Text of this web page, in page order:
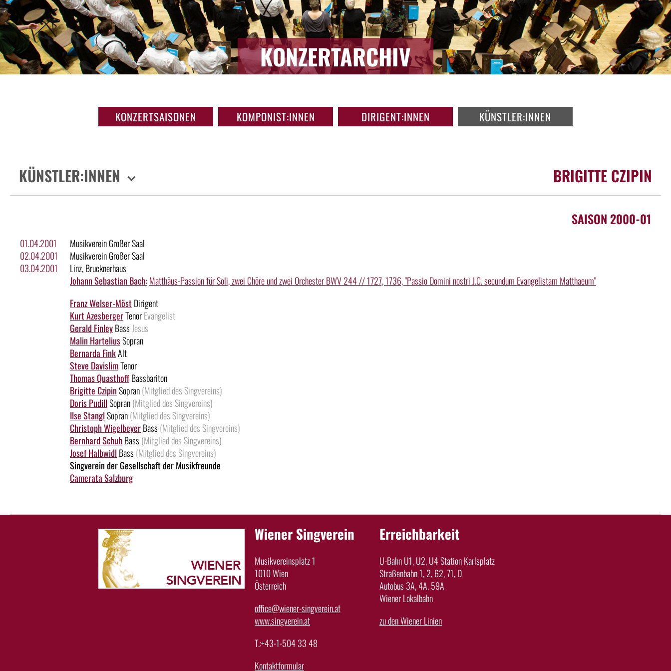
KONZERTARCHIV
KONZERTSAISONEN KOMPONIST:INNEN DIRIGENT:INNEN KÜNSTLER:INNEN
KÜNSTLER:INNEN BRIGITTE CZIPIN
SAISON 2000-01
01.04.2001
Musikverein Großer Saal
02.04.2001
Musikverein Großer Saal
03.04.2001
Linz, Brucknerhaus
Johann Sebastian Bach: Matthäus-Passion für Soli, zwei Chöre und zwei Orchester BWV 244 // 1727, 1736, "Passio Domini nostri J.C. secundum Evangelistam Matthaeum"
Franz Welser-Möst Dirigent
Kurt AzesbergerTenorEvangelist
Gerald FinleyBassJesus
Malin HarteliusSopran
Bernarda FinkAlt
Steve DavislimTenor
Thomas QuasthoffBassbariton
Brigitte CzipinSopran(Mitglied des Singvereins)
Doris PudillSopran(Mitglied des Singvereins)
Ilse StanglSopran(Mitglied des Singvereins)
Christoph WigelbeyerBass (Mitglied des Singvereins)
Bernhard SchuhBass (Mitglied des Singvereins)
Josef Halbwidl Bass (Mitglied des Singvereins)
Singverein der Gesellschaft der Musikfreunde
Camerata Salzburg
Wiener Singverein
Musikvereinsplatz 1
1010 Wien
Österreich
office@wiener-singverein.at
www.singverein.at
T.:+43-1-504 33 48
Kontaktformular
Erreichbarkeit
U-Bahn U1, U2, U4 Station Karlsplatz
Straßenbahn 1, 2, 62, 71, D
Autobus 3A, 4A, 59A
Wiener Lokalbahn
zu den Wiener Linien